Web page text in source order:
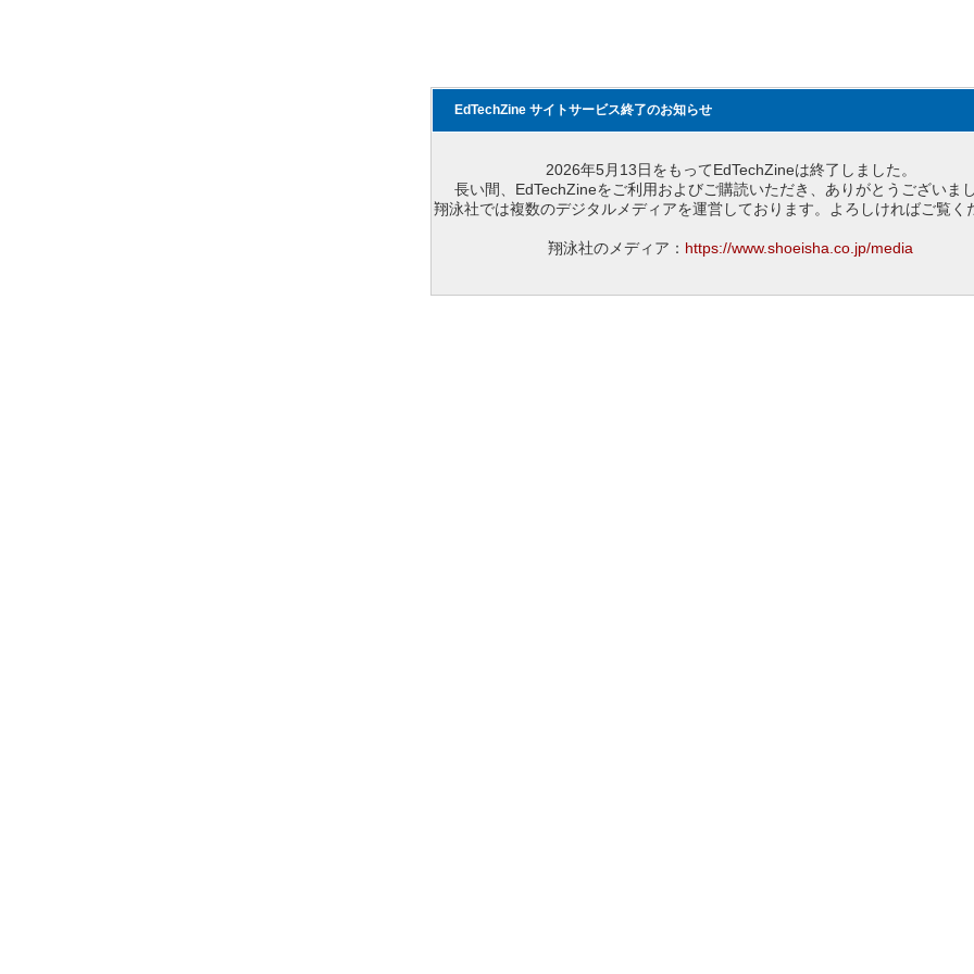
EdTechZine サイトサービス終了のお知らせ
2026年5月13日をもってEdTechZineは終了しました。
長い間、EdTechZineをご利用およびご購読いただき、ありがとうございまし
翔泳社では複数のデジタルメディアを運営しております。よろしければご覧く
翔泳社のメディア： https://www.shoeisha.co.jp/media